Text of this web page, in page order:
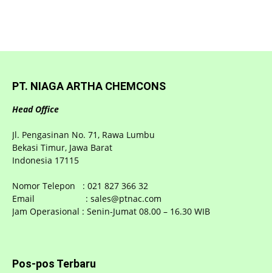
PT. NIAGA ARTHA CHEMCONS
Head Office
Jl. Pengasinan No. 71, Rawa Lumbu
Bekasi Timur, Jawa Barat
Indonesia 17115
Nomor Telepon : 021 827 366 32
Email : sales@ptnac.com
Jam Operasional : Senin-Jumat 08.00 – 16.30 WIB
Pos-pos Terbaru